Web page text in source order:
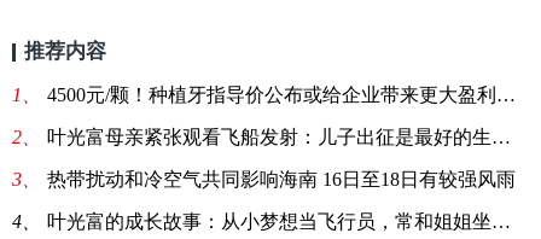
推荐内容
1、 4500元/颗！种植牙指导价公布或给企业带来更大盈利空间
2、 叶光富母亲紧张观看飞船发射：儿子出征是最好的生日礼物
3、 热带扰动和冷空气共同影响海南 16日至18日有较强风雨
4、 叶光富的成长故事：从小梦想当飞行员，常和姐姐坐在石板